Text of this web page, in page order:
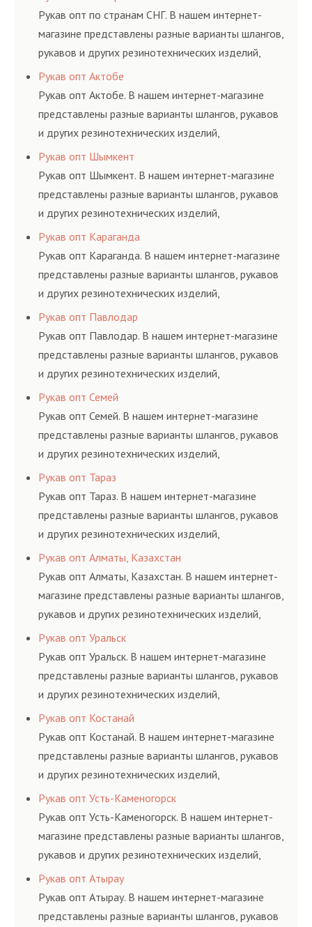
и нормативам.
Рукав опт по странам СНГ. В нашем интернет-
магазине представлены разные варианты шлангов,
рукавов и других резинотехнических изделий,
соответствующих ГОСТам, техническим условиям
и нормативам.
Рукав опт Актобе
Рукав опт Актобе. В нашем интернет-магазине
представлены разные варианты шлангов, рукавов
и других резинотехнических изделий,
соответствующих ГОСТам, техническим условиям
и нормативам.
Рукав опт Шымкент
Рукав опт Шымкент. В нашем интернет-магазине
представлены разные варианты шлангов, рукавов
и других резинотехнических изделий,
соответствующих ГОСТам, техническим условиям
и нормативам.
Рукав опт Караганда
Рукав опт Караганда. В нашем интернет-магазине
представлены разные варианты шлангов, рукавов
и других резинотехнических изделий,
соответствующих ГОСТам, техническим условиям
и нормативам.
Рукав опт Павлодар
Рукав опт Павлодар. В нашем интернет-магазине
представлены разные варианты шлангов, рукавов
и других резинотехнических изделий,
соответствующих ГОСТам, техническим условиям
и нормативам.
Рукав опт Семей
Рукав опт Семей. В нашем интернет-магазине
представлены разные варианты шлангов, рукавов
и других резинотехнических изделий,
соответствующих ГОСТам, техническим условиям
и нормативам.
Рукав опт Тараз
Рукав опт Тараз. В нашем интернет-магазине
представлены разные варианты шлангов, рукавов
и других резинотехнических изделий,
соответствующих ГОСТам, техническим условиям
и нормативам.
Рукав опт Алматы, Казахстан
Рукав опт Алматы, Казахстан. В нашем интернет-
магазине представлены разные варианты шлангов,
рукавов и других резинотехнических изделий,
соответствующих ГОСТам, техническим условиям
и нормативам.
Рукав опт Уральск
Рукав опт Уральск. В нашем интернет-магазине
представлены разные варианты шлангов, рукавов
и других резинотехнических изделий,
соответствующих ГОСТам, техническим условиям
и нормативам.
Рукав опт Костанай
Рукав опт Костанай. В нашем интернет-магазине
представлены разные варианты шлангов, рукавов
и других резинотехнических изделий,
соответствующих ГОСТам, техническим условиям
и нормативам.
Рукав опт Усть-Каменогорск
Рукав опт Усть-Каменогорск. В нашем интернет-
магазине представлены разные варианты шлангов,
рукавов и других резинотехнических изделий,
соответствующих ГОСТам, техническим условиям
и нормативам.
Рукав опт Атырау
Рукав опт Атырау. В нашем интернет-магазине
представлены разные варианты шлангов, рукавов